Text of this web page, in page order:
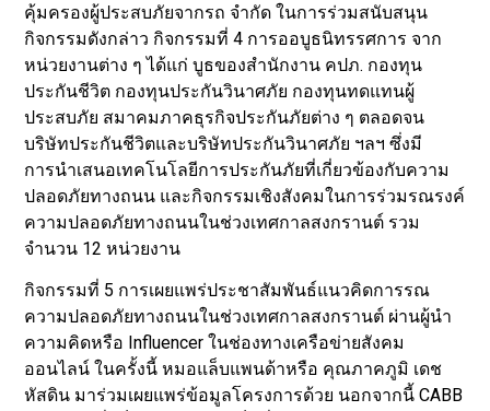
คุ้มครองผู้ประสบภัยจากรถ จำกัด ในการร่วมสนับสนุน
กิจกรรมดังกล่าว กิจกรรมที่ 4 การออบูธนิทรรศการ จาก
หน่วยงานต่าง ๆ ได้แก่ บูธของสำนักงาน คปภ. กองทุน
ประกันชีวิต กองทุนประกันวินาศภัย กองทุนทดแทนผู้
ประสบภัย สมาคมภาคธุรกิจประกันภัยต่าง ๆ ตลอดจน
บริษัทประกันชีวิตและบริษัทประกันวินาศภัย ฯลฯ ซึ่งมี
การนำเสนอเทคโนโลยีการประกันภัยที่เกี่ยวข้องกับความ
ปลอดภัยทางถนน และกิจกรรมเชิงสังคมในการร่วมรณรงค์
ความปลอดภัยทางถนนในช่วงเทศกาลสงกรานต์ รวม
จำนวน 12 หน่วยงาน
กิจกรรมที่ 5 การเผยแพร่ประชาสัมพันธ์แนวคิดการรณ
ความปลอดภัยทางถนนในช่วงเทศกาลสงกรานต์ ผ่านผู้นำ
ความคิดหรือ Influencer ในช่องทางเครือข่ายสังคม
ออนไลน์ ในครั้งนี้ หมอแล็บแพนด้าหรือ คุณภาคภูมิ เดช
หัสดิน มาร่วมเผยแพร่ข้อมูลโครงการด้วย นอกจากนี้ CABB